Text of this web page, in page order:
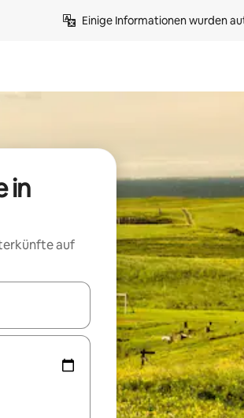
Einige Informationen wurden
in
auf
mit den Pfeiltasten nach oben und